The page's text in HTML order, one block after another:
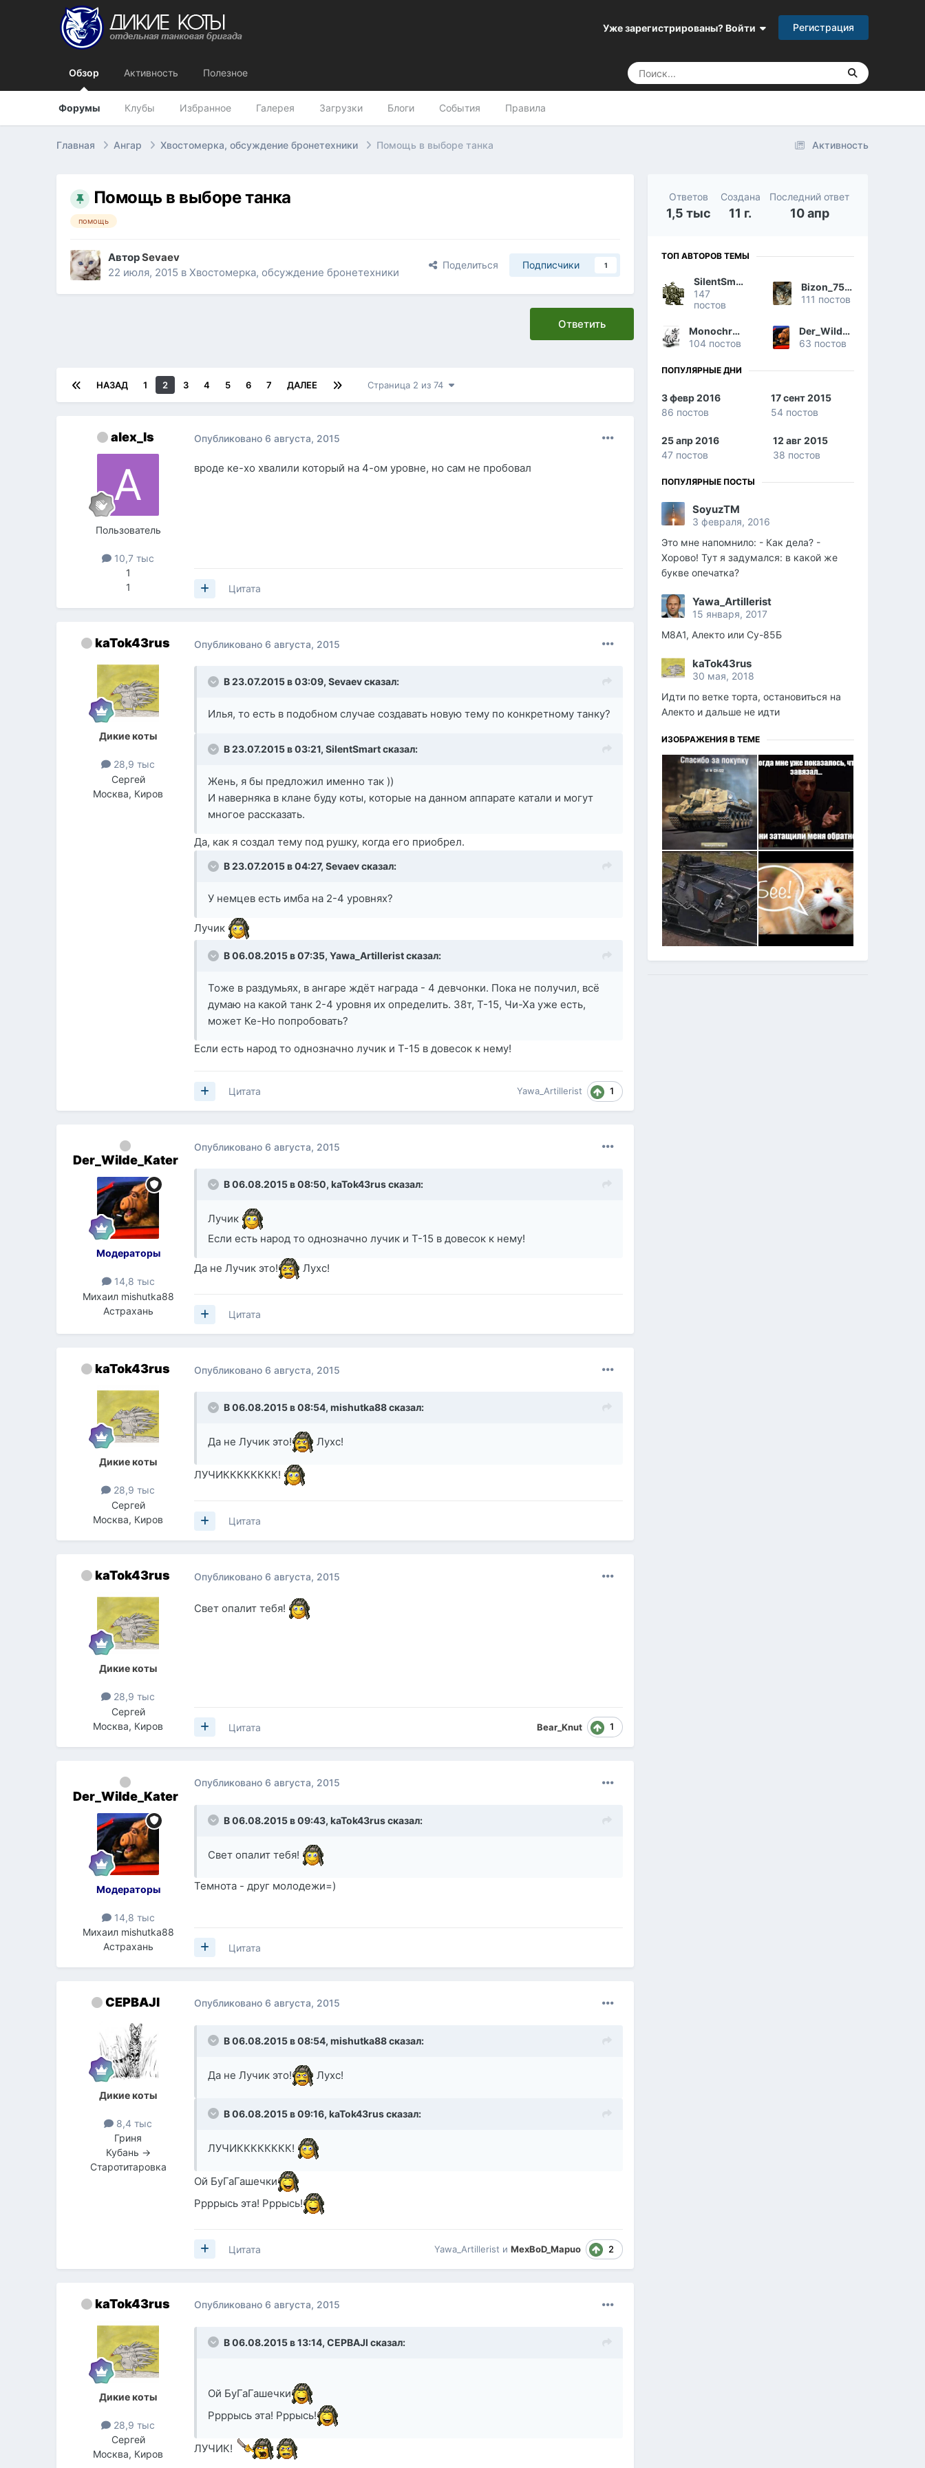
Уже зарегистрированы? Войти Регистрация
Обзор
Форумы Клубы Избранное Галерея Загрузки Блоги События Правила
Активность Полезное
Активность
Главная Ангар Хвостомерка, обсуждение бронетехники Помощь в выборе танка
Помощь в выборе танка
помощь
АвторSevaev
22 июля, 2015 вХвостомерка, обсуждение бронетехники
Поделиться Подписчики 1
Ответить
НАЗАД 1 2 3 4 5 6 7 ДАЛЕЕ Страница 2 из 74
alex_ls
Пользователь
10,7 тыс
1
1
Опубликовано 6 августа, 2015
вроде ке-хо хвалили который на 4-ом уровне, но сам не пробовал
Цитата
kaTok43rus
Дикие коты
28,9 тыс
Сергей
Москва, Киров
Опубликовано 6 августа, 2015
В 23.07.2015 в 03:09,Sevaevсказал:
Илья, то есть в подобном случае создавать новую тему по конкретному танку?
В 23.07.2015 в 03:21,SilentSmartсказал:
Жень, я бы предложил именно так ))
И наверняка в клане буду коты, которые на данном аппарате катали и могут
многое рассказать.
Да, как я создал тему под рушку, когда его приобрел.
В 23.07.2015 в 04:27,Sevaevсказал:
У немцев есть имба на 2-4 уровнях?
Лучик
В 06.08.2015 в 07:35,Yawa_Artilleristсказал:
Тоже в раздумьях, в ангаре ждёт награда - 4 девчонки. Пока не получил, всё
думаю на какой танк 2-4 уровня их определить. 38т, Т-15, Чи-Ха уже есть,
может Ке-Но попробовать?
Если есть народ то однозначно лучик и Т-15 в довесок к нему!
Yawa_Artillerist 1
Цитата
Der_Wilde_Kater
Модераторы
14,8 тыс
Михаил mishutka88
Астрахань
Опубликовано 6 августа, 2015
В 06.08.2015 в 08:50,kaTok43rusсказал:
Лучик
Если есть народ то однозначно лучик и Т-15 в довесок к нему!
Да не Лучик это! Лухс!
Цитата
kaTok43rus
Дикие коты
28,9 тыс
Сергей
Москва, Киров
Опубликовано 6 августа, 2015
В 06.08.2015 в 08:54,mishutka88сказал:
Да не Лучик это! Лухс!
ЛУЧИКККККККК!
Цитата
kaTok43rus
Дикие коты
28,9 тыс
Сергей
Москва, Киров
Опубликовано 6 августа, 2015
Свет опалит тебя!
Bear_Knut 1
Цитата
Der_Wilde_Kater
Модераторы
14,8 тыс
Михаил mishutka88
Астрахань
Опубликовано 6 августа, 2015
В 06.08.2015 в 09:43,kaTok43rusсказал:
Свет опалит тебя!
Темнота - друг молодежи=)
Цитата
CEPBAJl
Дикие коты
8,4 тыс
Гриня
Кубань →
Старотитаровка
Опубликовано 6 августа, 2015
В 06.08.2015 в 08:54,mishutka88сказал:
Да не Лучик это! Лухс!
В 06.08.2015 в 09:16,kaTok43rusсказал:
ЛУЧИКККККККК!
Ой БуГаГашечки
Ррррысь эта! Рррысь!
Yawa_Artillerist иMexBoD_Mapuo 2
Цитата
kaTok43rus
Дикие коты
28,9 тыс
Сергей
Москва, Киров
Опубликовано 6 августа, 2015
В 06.08.2015 в 13:14,CEPBAJl сказал:
Ой БуГаГашечки
Ррррысь эта! Рррысь!
ЛУЧИК!
Ответов
1,5 тыс
Создана
11 г.
Последний ответ
10 апр
ТОП АВТОРОВ ТЕМЫ
SilentSmart
147
постов
Bizon_751824
111 постов
Monochromicus
104 постов
Der_Wilde_Kater
63 постов
ПОПУЛЯРНЫЕ ДНИ
3 февр 2016
86 постов
17 сент 2015
54 постов
25 апр 2016
47 постов
12 авг 2015
38 постов
ПОПУЛЯРНЫЕ ПОСТЫ
SoyuzTM
3 февраля, 2016
Это мне напомнило: - Как дела? -
Хорово! Тут я задумался: в какой же
букве опечатка?
Yawa_Artillerist
15 января, 2017
M8A1, Алекто или Су-85Б
kaTok43rus
30 мая, 2018
Идти по ветке торта, остановиться на
Алекто и дальше не идти
ИЗОБРАЖЕНИЯ В ТЕМЕ